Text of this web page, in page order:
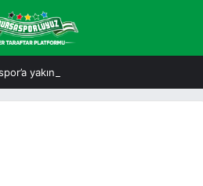
yakından bakın!